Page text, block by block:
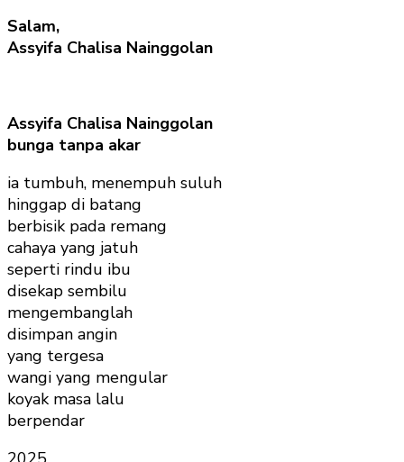
Salam,
Assyifa Chalisa Nainggolan
Assyifa Chalisa Nainggolan
bunga tanpa akar
ia tumbuh, menempuh suluh
hinggap di batang
berbisik pada remang
cahaya yang jatuh
seperti rindu ibu
disekap sembilu
mengembanglah
disimpan angin
yang tergesa
wangi yang mengular
koyak masa lalu
berpendar